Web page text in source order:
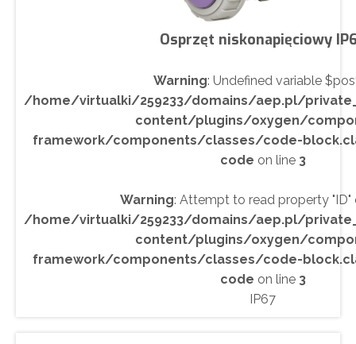
Osprzęt niskonapięciowy
Warning: Undefined variable
/home/virtualki/259233/domains/aep.pl/
content/plugins/oxygen/
framework/components/classes/code-
code on line 3
Warning: Attempt to read property "ID"
/home/virtualki/259233/domains/aep.pl/
content/plugins/oxygen/
framework/components/classes/code-
code on line 3
IP67